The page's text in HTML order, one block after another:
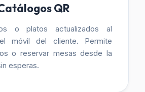
QR
o platos actualizados al
móvil del cliente. Permite
o reservar mesas desde la
esperas.